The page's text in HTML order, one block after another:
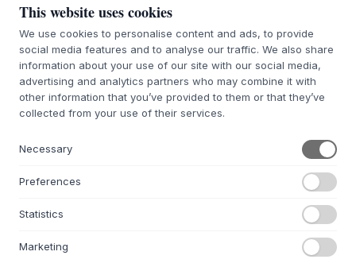
CZAS DOSTAWY 7-12 DNI
This website uses cookies
We use cookies to personalise content and ads, to provide
social media features and to analyse our traffic. We also share
information about your use of our site with our social media,
advertising and analytics partners who may combine it with
other information that you’ve provided to them or that they’ve
collected from your use of their services.
Necessary
Preferences
Statistics
Marketing